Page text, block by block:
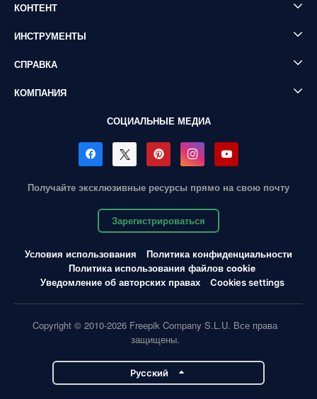
КОНТЕНТ
ИНСТРУМЕНТЫ
СПРАВКА
КОМПАНИЯ
СОЦИАЛЬНЫЕ МЕДИА
Получайте эксклюзивные ресурсы прямо на свою почту
Зарегистрироваться
Условия использования
Политика конфиденциальности
Политика использования файлов cookie
Уведомление об авторских правах
Cookies settings
Copyright © 2010-2026 Freepik Company S.L.U. Все права
защищены.
Pусский